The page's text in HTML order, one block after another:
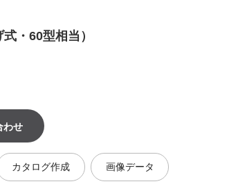
・60型相当）
わせ
カタログ作成 画像データ